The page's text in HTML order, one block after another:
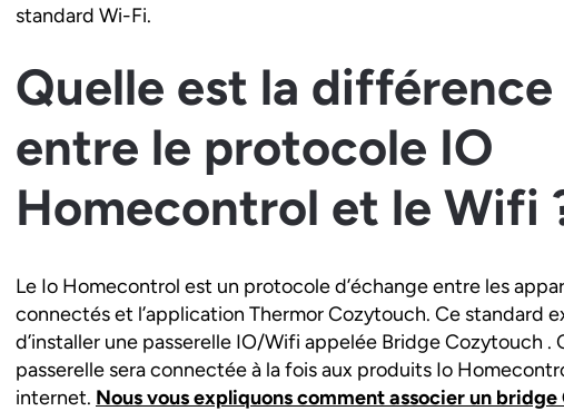
standard Wi-Fi.
Quelle est la différence
entre le protocole IO
Homecontrol et le Wifi
Le Io Homecontrol est un protocole d’échange entre les
connectés et l’application Thermor Cozytouch. Ce standard
d’installer une passerelle IO/Wifi appelée Bridge Cozytouch .
passerelle sera connectée à la fois aux produits Io
internet. Nous vous expliquons comment associer un bridge